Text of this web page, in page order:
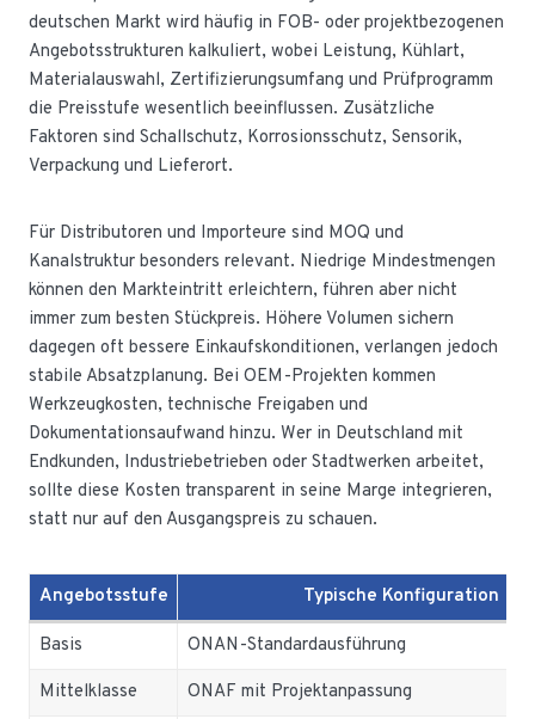
deutschen Markt wird häufig in FOB- oder projektbezogenen
Angebotsstrukturen kalkuliert, wobei Leistung, Kühlart,
Materialauswahl, Zertifizierungsumfang und Prüfprogramm
die Preisstufe wesentlich beeinflussen. Zusätzliche
Faktoren sind Schallschutz, Korrosionsschutz, Sensorik,
Verpackung und Lieferort.
Für Distributoren und Importeure sind MOQ und
Kanalstruktur besonders relevant. Niedrige Mindestmengen
können den Markteintritt erleichtern, führen aber nicht
immer zum besten Stückpreis. Höhere Volumen sichern
dagegen oft bessere Einkaufskonditionen, verlangen jedoch
stabile Absatzplanung. Bei OEM-Projekten kommen
Werkzeugkosten, technische Freigaben und
Dokumentationsaufwand hinzu. Wer in Deutschland mit
Endkunden, Industriebetrieben oder Stadtwerken arbeitet,
sollte diese Kosten transparent in seine Marge integrieren,
statt nur auf den Ausgangspreis zu schauen.
Angebotsstufe Typische Konfiguration
Basis ONAN-Standardausführung
Mittelklasse ONAF mit Projektanpassung